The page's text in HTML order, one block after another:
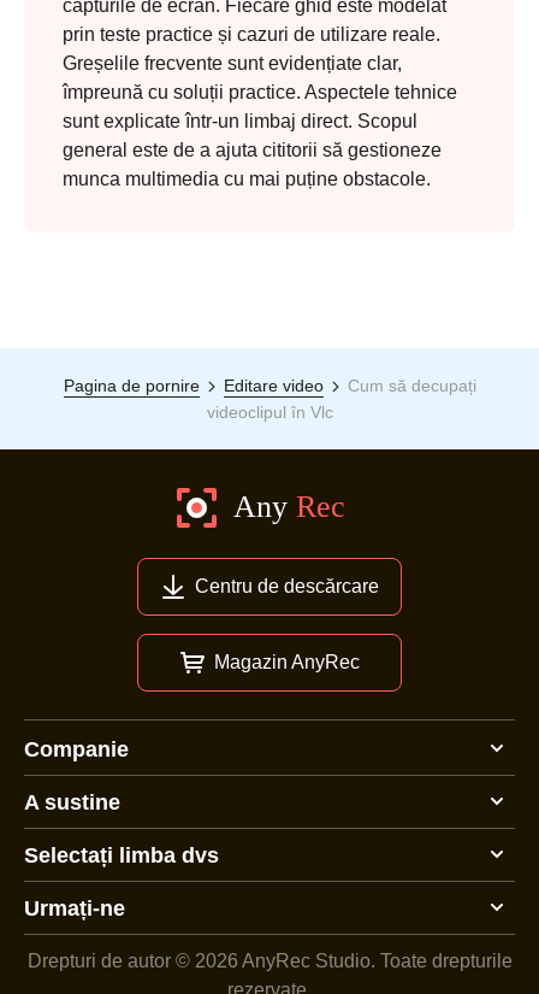
capturile de ecran. Fiecare ghid este modelat
prin teste practice și cazuri de utilizare reale.
Greșelile frecvente sunt evidențiate clar,
împreună cu soluții practice. Aspectele tehnice
sunt explicate într-un limbaj direct. Scopul
general este de a ajuta cititorii să gestioneze
munca multimedia cu mai puține obstacole.
Pagina de pornire Editare video
Cum să decupați
videoclipul în Vlc
Centru de descărcare
Magazin AnyRec
Companie
A sustine
Selectați limba dvs
Urmați-ne
Drepturi de autor © 2026 AnyRec Studio. Toate drepturile
rezervate.